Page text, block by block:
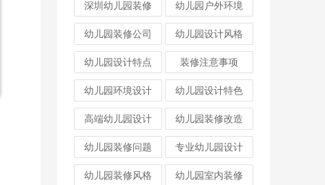
深圳幼儿园装修 幼儿园户外环境
幼儿园装修公司 幼儿园设计风格
幼儿园设计特点 装修注意事项
幼儿园环境设计 幼儿园设计特色
高端幼儿园设计 幼儿园装修改造
幼儿园装修问题 专业幼儿园设计
幼儿园装修风格 幼儿园室内装修